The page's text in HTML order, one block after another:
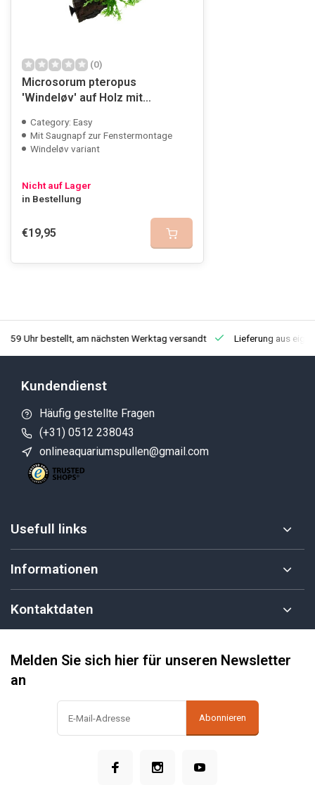
(0)
Microsorum pteropus
'Windeløv' auf Holz mit
Category: Easy
Mit Saugnapf zur Fenstermontage
Windeløv variant
Nicht auf Lager
in Bestellung
€19,95
Uhr bestellt, am nächsten Werktag versandt Lieferung aus
Kundendienst
Häufig gestellte Fragen
(+31) 0512 238043
onlineaquariumspullen@gmail.com
Usefull links
Informationen
Kontaktdaten
Melden Sie sich hier für unseren Newsletter
an
Abonnieren